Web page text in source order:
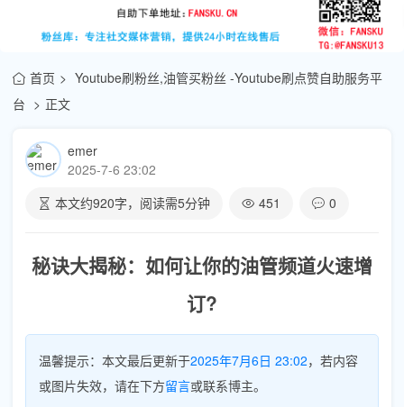
首页
Youtube刷粉丝,油管买粉丝 -Youtube刷点赞自助服务平
台
正文
emer
2025-7-6 23:02
本文约920字，阅读需5分钟 451 0
秘诀大揭秘：如何让你的油管频道火速增
订?
温馨提示：本文最后更新于2025年7月6日 23:02，若内容
或图片失效，请在下方留言或联系博主。